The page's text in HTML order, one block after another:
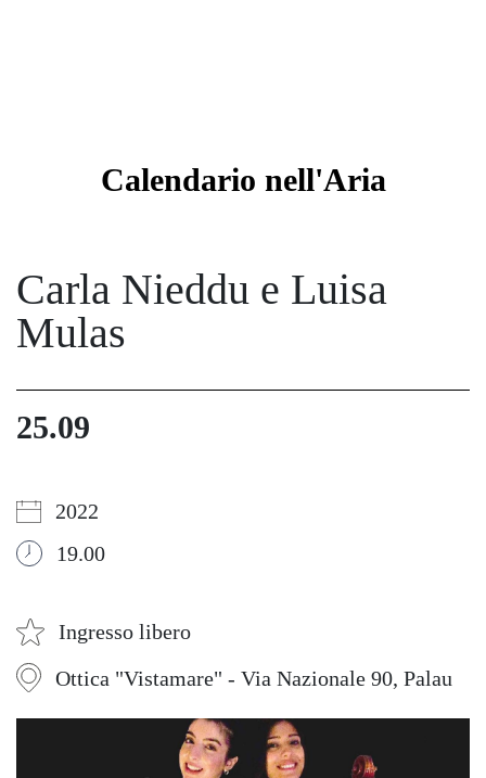
Calendario nell'Aria
Carla Nieddu e Luisa
Mulas
25.09
2022
19.00
Ingresso libero
Ottica "Vistamare" - Via Nazionale 90, Palau